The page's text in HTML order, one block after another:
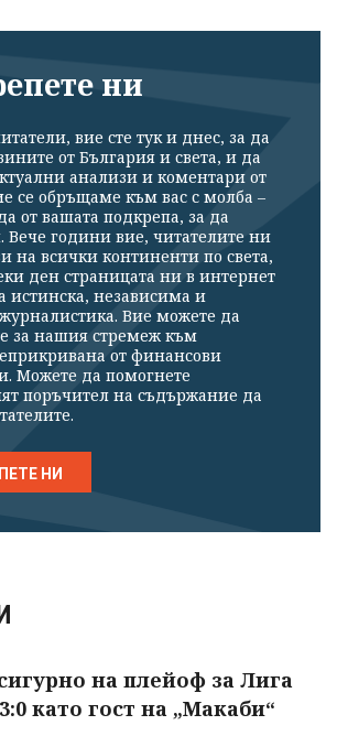
ни
вие сте тук и днес, за да
от България и света, и да
анализи и коментари от
се обръщаме към вас с молба –
от вашата подкрепа, за да
години вие, читателите ни
на всички континенти по света,
ден страницата ни в интернет
истинска, независима и
Вие можете да
за нашия стремеж към
от финансови
Можете да помогнете
поръчител на съдържание да
НИ
на плейоф за Лига
като гост на „Макаби“